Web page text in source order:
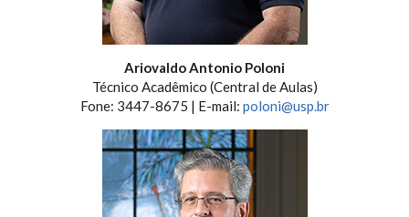
Ariovaldo Antonio Poloni
Técnico Acadêmico (Central de Aulas)
Fone: 3447-8675 | E-mail: poloni@usp.br